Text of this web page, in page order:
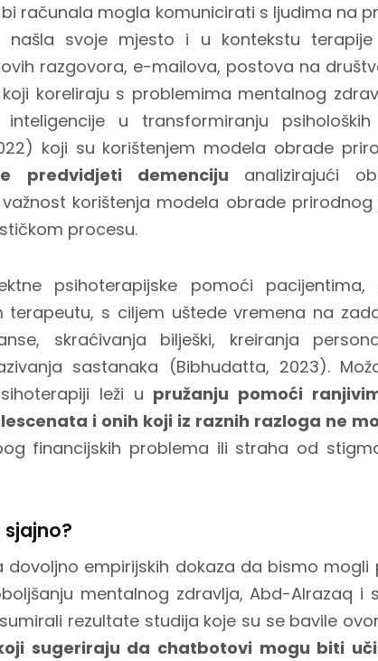
računala mogla komunicirati s ljudima na
našla svoje mjesto i u kontekstu
razgovora, e-mailova, postova na
koreliraju s problemima mentalnog
u transformiranju
koji su korištenjem modela obrade
predvidjeti demenciju analizirajući
korištenja modela obrade prirodnog
procesu.
psihoterapijske pomoći
terapeutu, s ciljem uštede vremena na
skraćivanja bilješki, kreiranja
sastanaka (Bibhudatta, 2023).
leži u pružanju pomoći
i onih koji iz raznih razloga ne
financijskih problema ili straha od
dovoljno empirijskih dokaza da bismo
mentalnog zdravlja, Abd-Alrazaq i
rezultate studija koje su se bavile
sugeriraju da chatbotovi mogu biti